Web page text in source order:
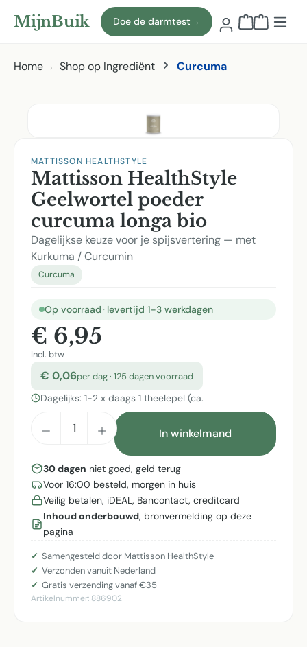
Naar hoofdinhoud
MijnBuik Doe de darmtest→
Home Shop op Ingrediënt Curcuma
MATTISSON HEALTHSTYLE
Mattisson HealthStyle
Geelwortel poeder
curcuma longa bio
Dagelijkse keuze voor je spijsvertering — met
Kurkuma / Curcumin
Curcuma
Op voorraad · levertijd 1-3 werkdagen
€ 6,95
Incl. btw
€ 0,06per dag · 125 dagen voorraad
Dagelijks: 1-2 x daags 1 theelepel (ca.
Producthoeveelheid: Voer de
In winkelmand
30 dagen niet goed, geld terug
Voor 16:00 besteld, morgen in huis
Veilig betalen, iDEAL, Bancontact, creditcard
Inhoud onderbouwd, bronvermelding op deze
pagina
Samengesteld door Mattisson HealthStyle
Verzonden vanuit Nederland
Gratis verzending vanaf €35
Artikelnummer: 886902